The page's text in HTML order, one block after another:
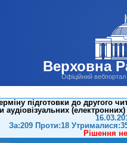
Верховна
Офіційний
підготовки до другого
аудіовізуальних
За:209 Проти:18
Рішення